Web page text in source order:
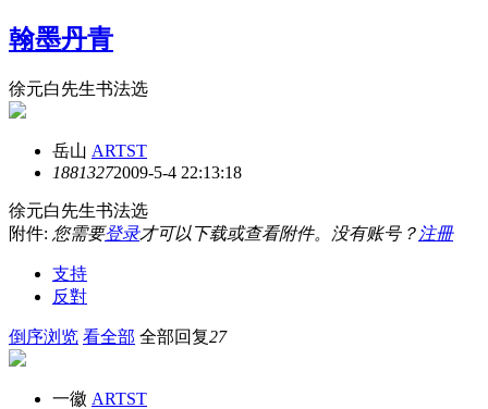
翰墨丹青
徐元白先生书法选
岳山 ARTST
18813272009-5-4 22:13:18
徐元白先生书法选
附件: 您需要登录才可以下载或查看附件。没有账号？ 注冊
支持
反對
倒序浏览 看全部 全部回复27
一徽 ARTST